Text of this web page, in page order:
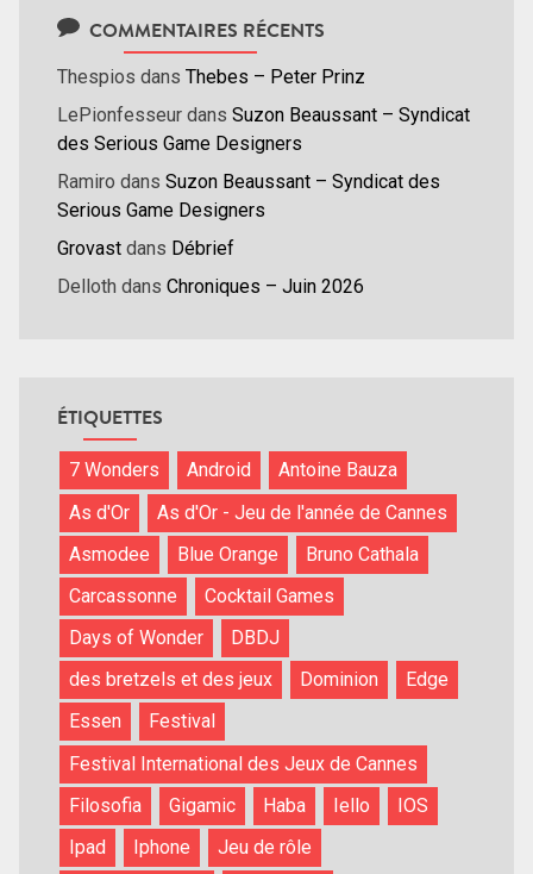
COMMENTAIRES RÉCENTS
Thespios dans Thebes – Peter Prinz
LePionfesseur dans Suzon Beaussant – Syndicat
des Serious Game Designers
Ramiro dans Suzon Beaussant – Syndicat des
Serious Game Designers
Grovast dans Débrief
Delloth dans Chroniques – Juin 2026
ÉTIQUETTES
7 Wonders Android
Antoine Bauza
As d'Or
As d'Or - Jeu de l'année de Cannes
Asmodee
Blue Orange
Bruno Cathala
Carcassonne
Cocktail Games
Days of Wonder
DBDJ
des bretzels et des jeux
Dominion
Edge
Essen
Festival
Festival International des Jeux de Cannes
Filosofia
Gigamic Haba Iello
IOS
Ipad
Iphone
Jeu de rôle